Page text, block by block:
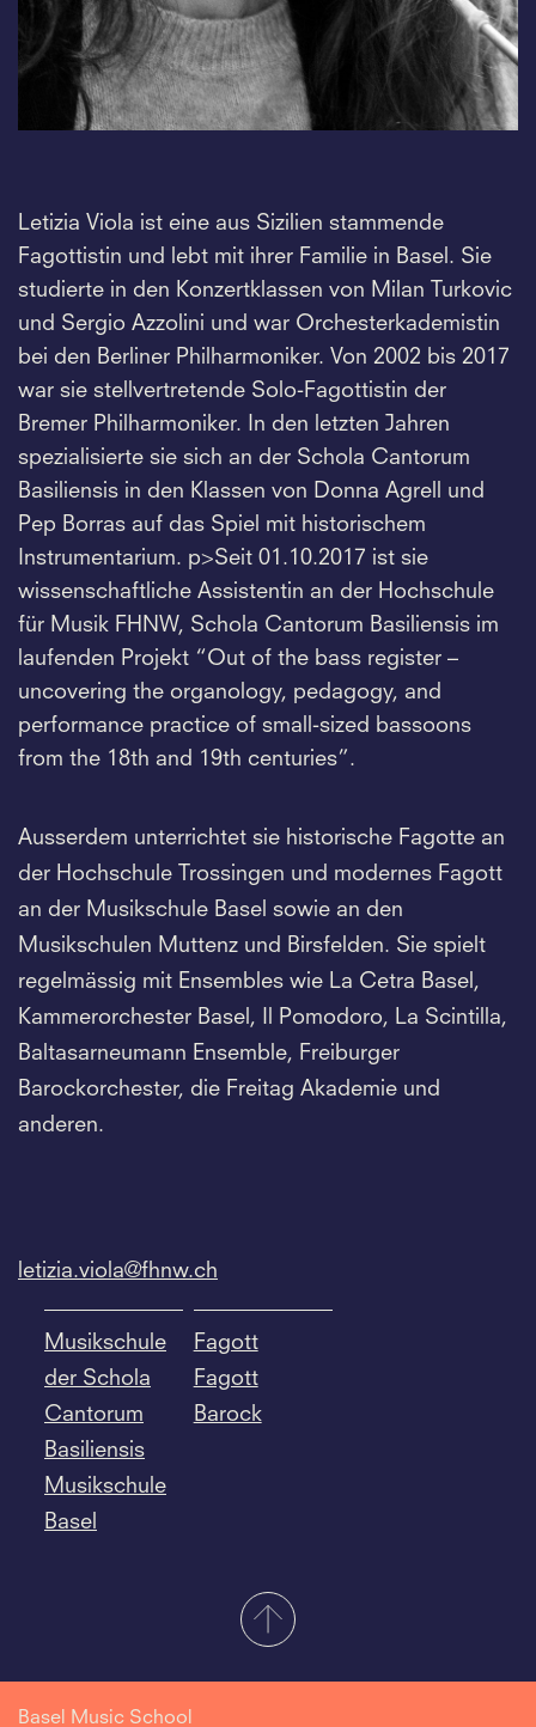
Letizia Viola ist eine aus Sizilien stammende
Fagottistin und lebt mit ihrer Familie in Basel. Sie
studierte in den Konzertklassen von Milan Turkovic
und Sergio Azzolini und war Orchesterkademistin
bei den Berliner Philharmoniker. Von 2002 bis 2017
war sie stellvertretende Solo-Fagottistin der
Bremer Philharmoniker. In den letzten Jahren
spezialisierte sie sich an der Schola Cantorum
Basiliensis in den Klassen von Donna Agrell und
Pep Borras auf das Spiel mit historischem
Instrumentarium. p>Seit 01.10.2017 ist sie
wissenschaftliche Assistentin an der Hochschule
für Musik FHNW, Schola Cantorum Basiliensis im
laufenden Projekt “Out of the bass register –
uncovering the organology, pedagogy, and
performance practice of small-sized bassoons
from the 18th and 19th centuries”.
Ausserdem unterrichtet sie historische Fagotte an
der Hochschule Trossingen und modernes Fagott
an der Musikschule Basel sowie an den
Musikschulen Muttenz und Birsfelden. Sie spielt
regelmässig mit Ensembles wie La Cetra Basel,
Kammerorchester Basel, Il Pomodoro, La Scintilla,
Baltasarneumann Ensemble, Freiburger
Barockorchester, die Freitag Akademie und
anderen.
letizia.viola@fhnw.ch
Musikschule
der Schola
Cantorum
Basiliensis
Musikschule
Basel
Fagott
Fagott
Barock
Basel Music School